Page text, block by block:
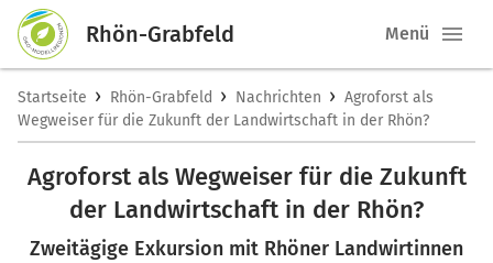
Rhön-Grabfeld Menü
Startseite › Rhön-Grabfeld › Nachrichten › Agroforst als
Wegweiser für die Zukunft der Landwirtschaft in der Rhön?
Agroforst als Wegweiser für die Zukunft
der Landwirtschaft in der Rhön?
Zweitägige Exkursion mit Rhöner Landwirtinnen